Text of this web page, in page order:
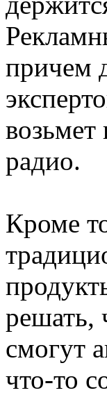
причем
возьмет
радио.
Кроме
решать,
смогут
что-то